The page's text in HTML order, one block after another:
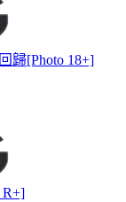
歸[Photo 18+]
R+]